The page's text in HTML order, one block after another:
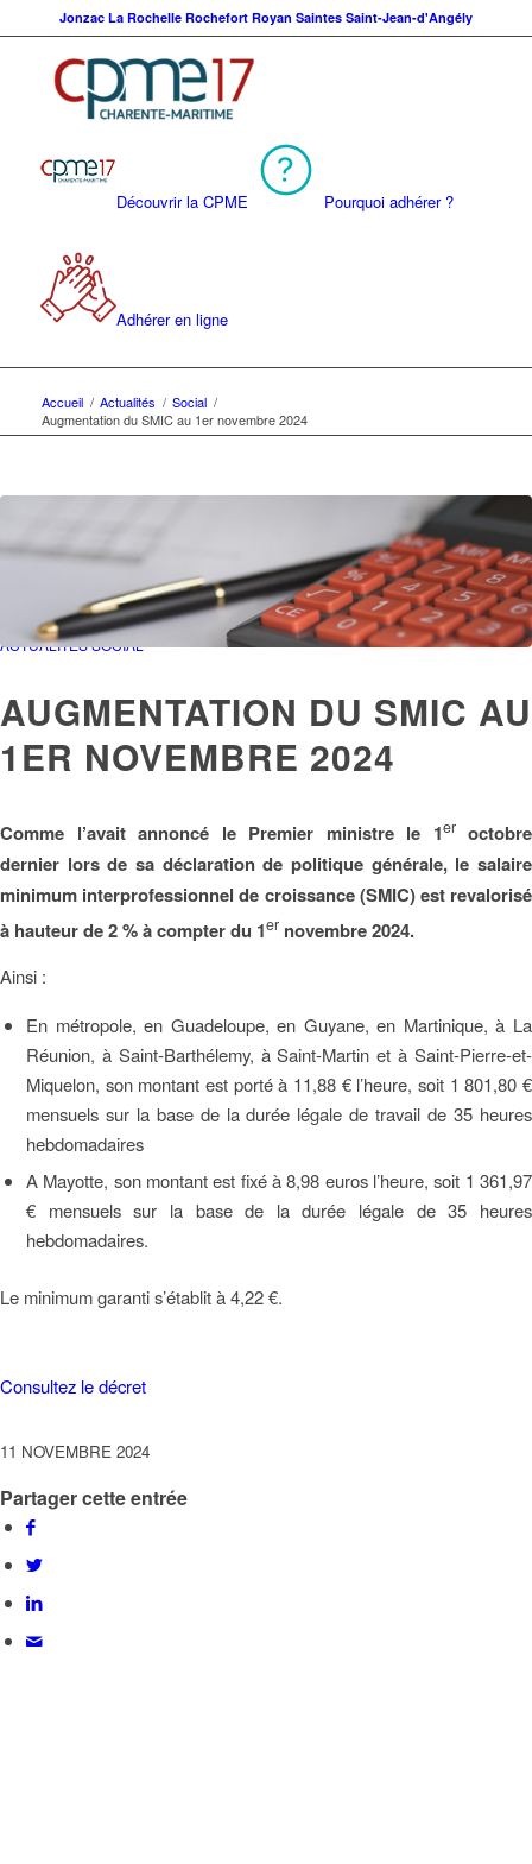
Jonzac La Rochelle Rochefort Royan Saintes Saint-Jean-d'Angély
Découvrir la CPME Pourquoi adhérer ?
Adhérer en ligne
Accueil / Actualités / Social /
Augmentation du SMIC au 1er novembre 2024
ACTUALITÉSSOCIAL
AUGMENTATION DU SMIC AU
1ER NOVEMBRE 2024
Comme l’avait annoncé le Premier ministre le 1eroctobre
dernier lors de sa déclaration de politique générale, le salaire
minimum interprofessionnel de croissance (SMIC) est revalorisé
à hauteur de 2 % à compter du 1er novembre 2024.
Ainsi :
En métropole, en Guadeloupe, en Guyane, en Martinique, à La
Réunion, à Saint-Barthélemy, à Saint-Martin et à Saint-Pierre-et-
Miquelon, son montant est porté à 11,88 € l’heure, soit 1 801,80 €
mensuels sur la base de la durée légale de travail de 35 heures
hebdomadaires
A Mayotte, son montant est fixé à 8,98 euros l’heure, soit 1 361,97
€ mensuels sur la base de la durée légale de 35 heures
hebdomadaires.
Le minimum garanti s’établit à 4,22 €.
Consultez le décret
11 NOVEMBRE 2024
Partager cette entrée